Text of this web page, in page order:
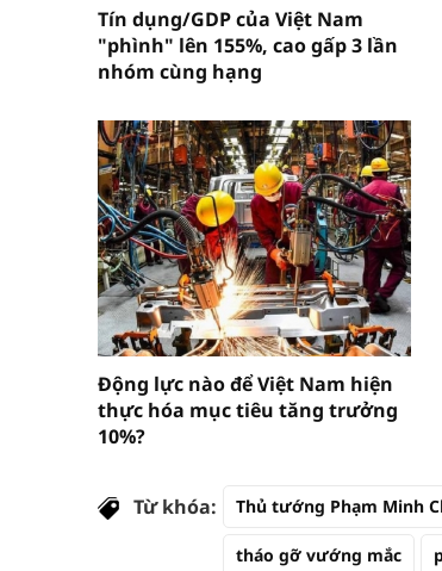
Tín dụng/GDP của Việt Nam
"phình" lên 155%, cao gấp 3 lần
nhóm cùng hạng
Động lực nào để Việt Nam hiện
thực hóa mục tiêu tăng trưởng
10%?
Từ khóa: Thủ tướng Phạm Minh
tháo gỡ vướng mắc